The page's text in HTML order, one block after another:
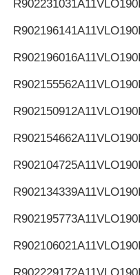
R902231031
R902196141
R902196016
R902155562
R902150912
R902154662
R902104725
R902134339
R902195773
R902106021
R902229172